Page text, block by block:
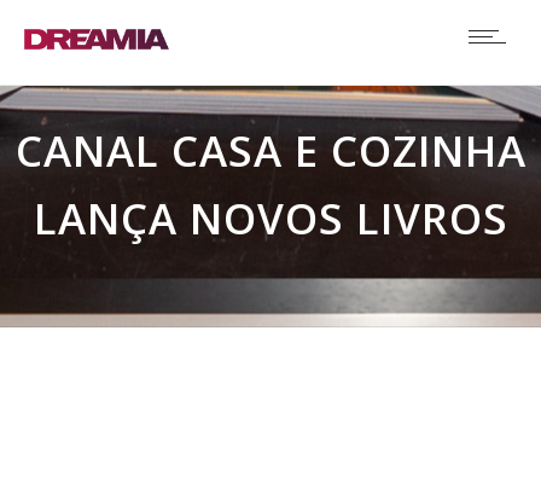
CANAL CASA E COZINHA
LANÇA NOVOS LIVROS